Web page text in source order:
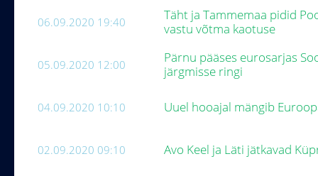
06.09.2020 19:40
Täht ja Tammemaa pidid
vastu võtma kaotuse
05.09.2020 12:00
Pärnu pääses eurosarjas
järgmisse ringi
04.09.2020 10:10 Uuel hooajal mängib
02.09.2020 09:10 Avo Keel ja Läti jätkavad